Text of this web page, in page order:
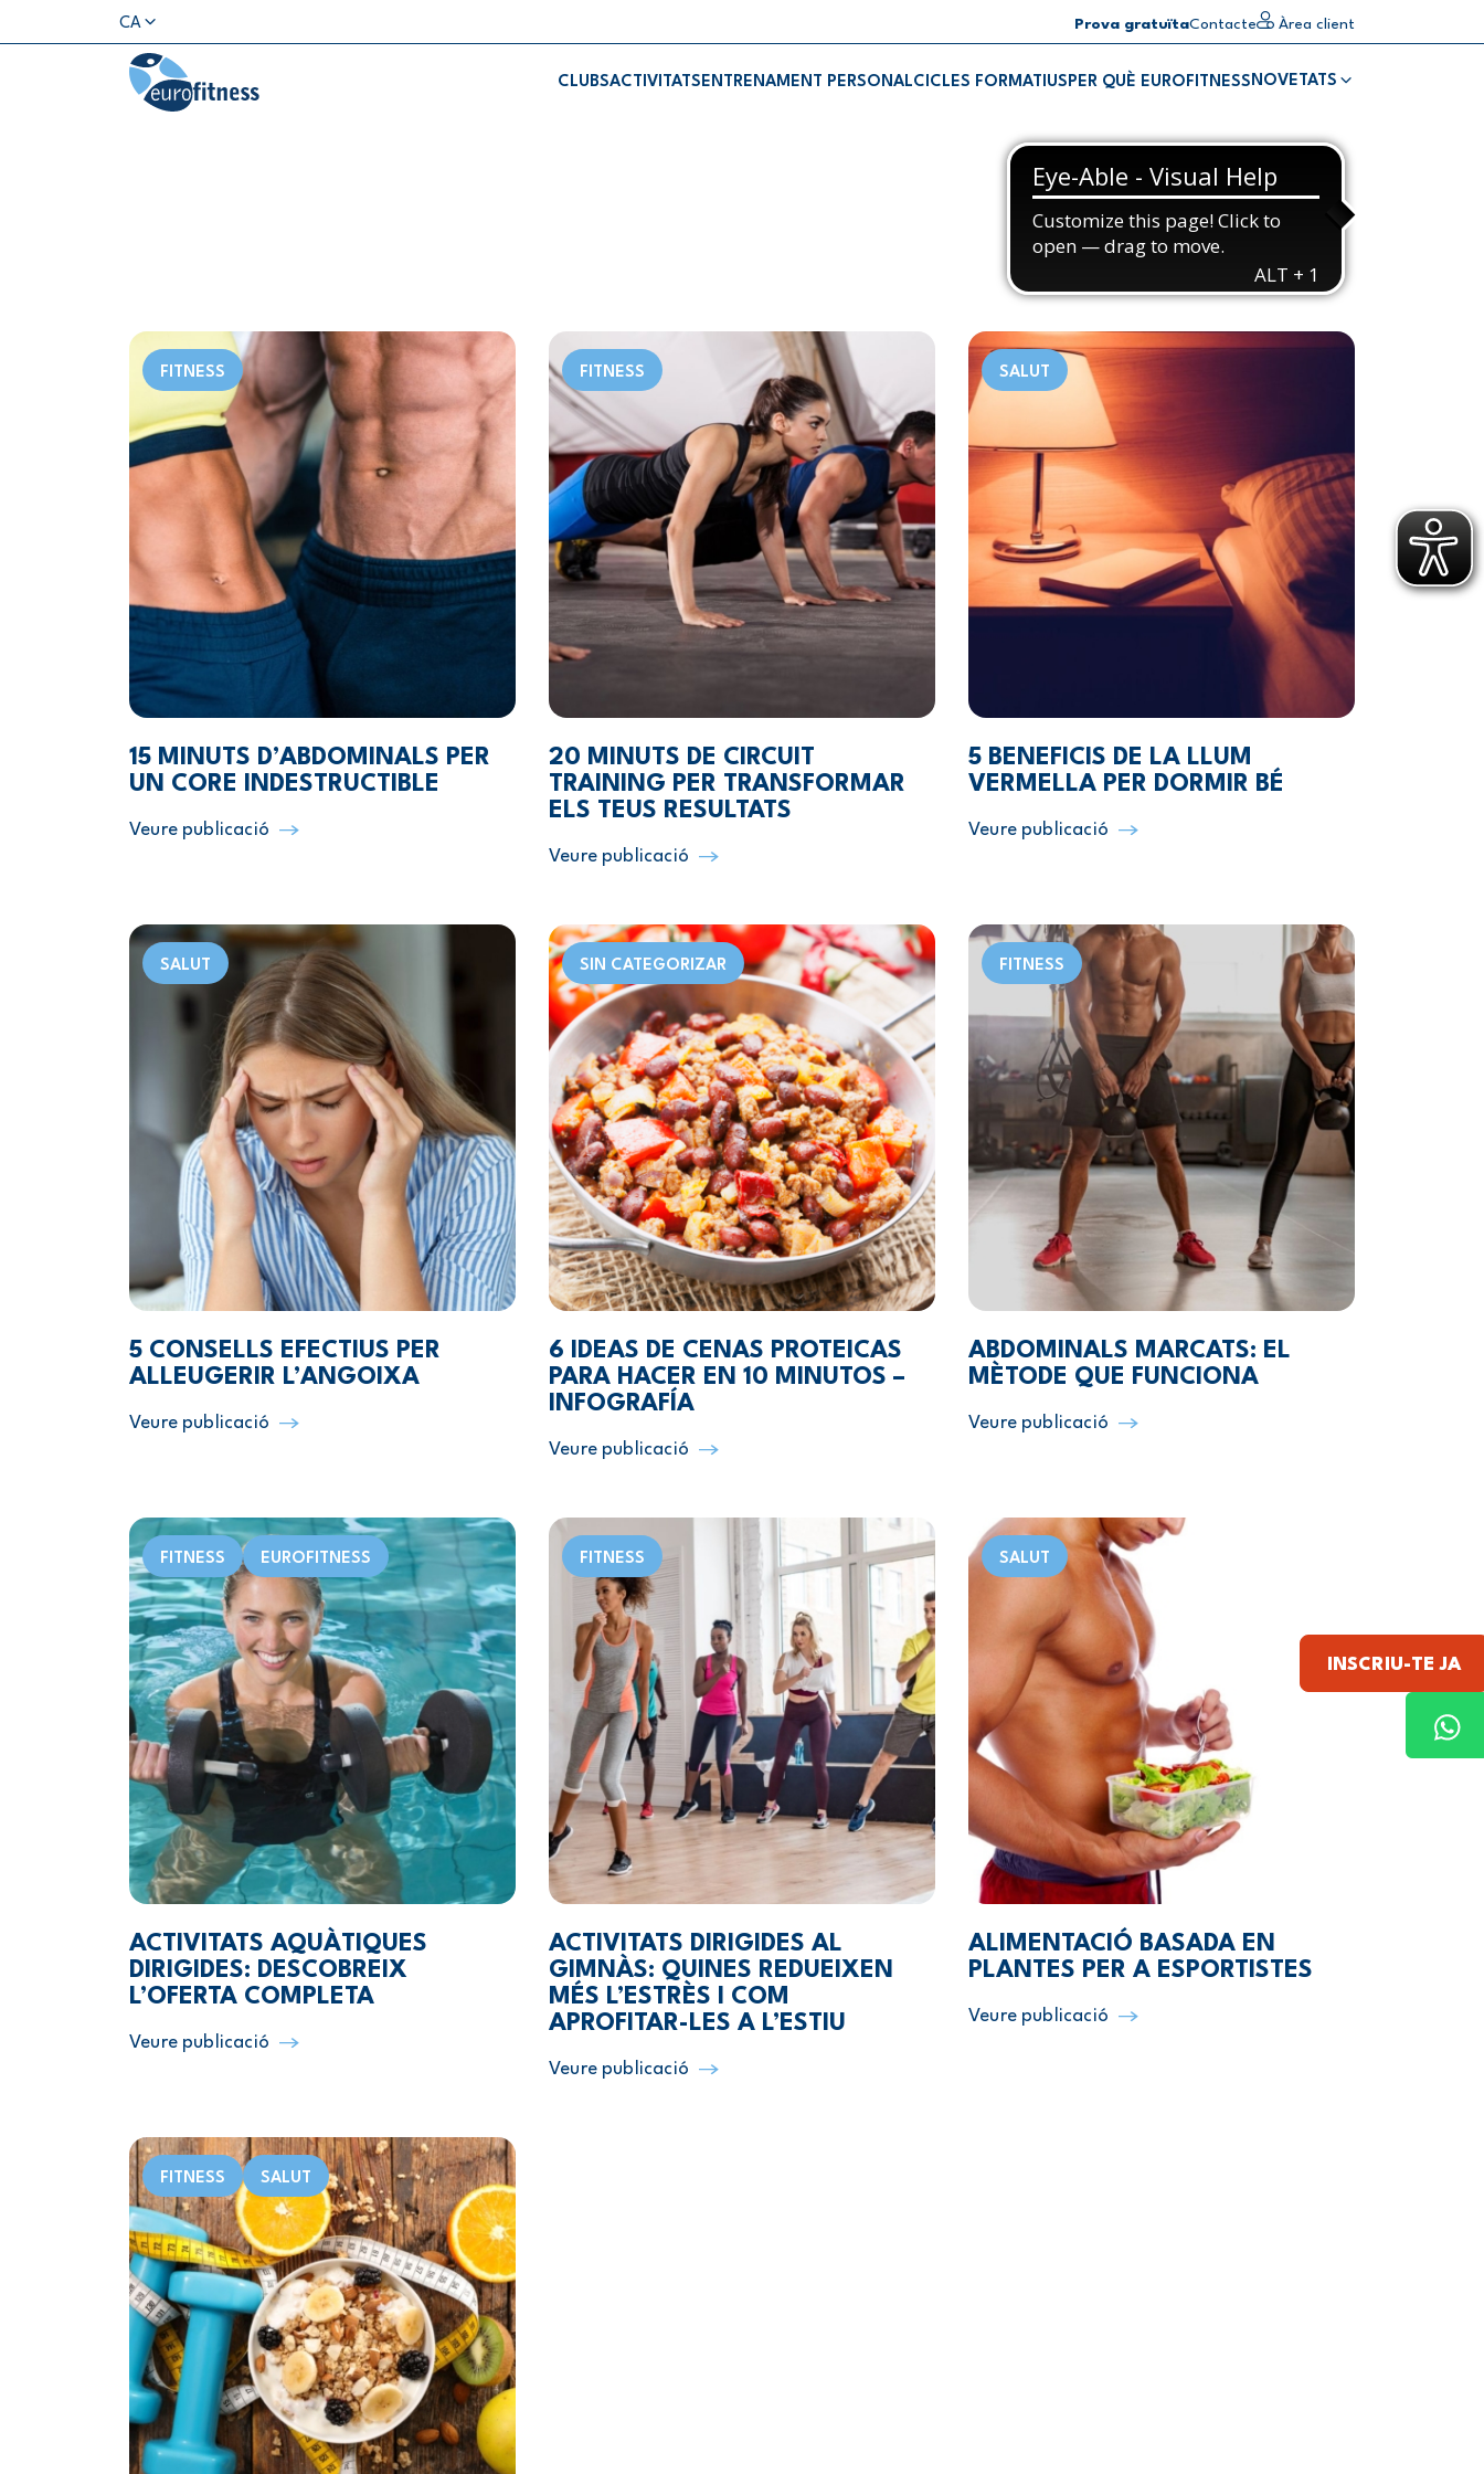
INSCRIU-TE JA
CA Prova gratuïtaContacte Àrea client
CLUBSACTIVITATS ENTRENAMENT PERSONALCICLES FORMATIUS PER QUÈ EUROFITNESS NOVETATS
FITNESS
15 MINUTS D’ABDOMINALS PER
UN CORE INDESTRUCTIBLE
Veure publicació
FITNESS
20 MINUTS DE CIRCUIT
TRAINING PER TRANSFORMAR
ELS TEUS RESULTATS
Veure publicació
SALUT
5 BENEFICIS DE LA LLUM
VERMELLA PER DORMIR BÉ
Veure publicació
SALUT
5 CONSELLS EFECTIUS PER
ALLEUGERIR L’ANGOIXA
Veure publicació
SIN CATEGORIZAR
6 IDEAS DE CENAS PROTEICAS
PARA HACER EN 10 MINUTOS –
INFOGRAFÍA
Veure publicació
FITNESS
ABDOMINALS MARCATS: EL
MÈTODE QUE FUNCIONA
Veure publicació
FITNESS EUROFITNESS
ACTIVITATS AQUÀTIQUES
DIRIGIDES: DESCOBREIX
L’OFERTA COMPLETA
Veure publicació
FITNESS
ACTIVITATS DIRIGIDES AL
GIMNÀS: QUINES REDUEIXEN
MÉS L’ESTRÈS I COM
APROFITAR-LES A L’ESTIU
Veure publicació
SALUT
ALIMENTACIÓ BASADA EN
PLANTES PER A ESPORTISTES
Veure publicació
FITNESS SALUT